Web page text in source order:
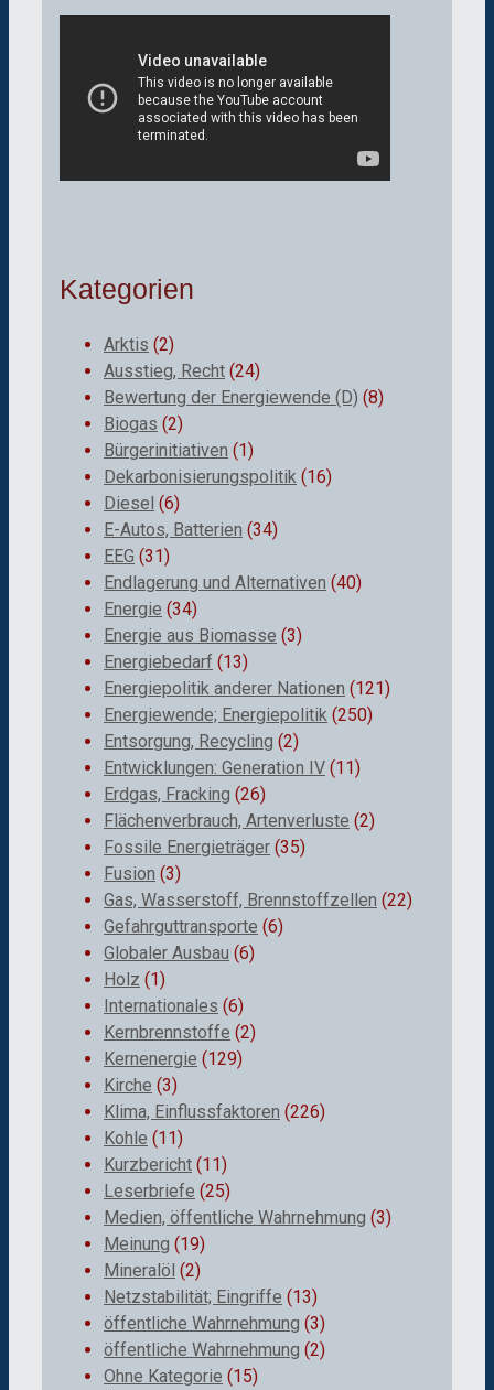
Kategorien
Arktis (2)
Ausstieg, Recht (24)
Bewertung der Energiewende (D) (8)
Biogas (2)
Bürgerinitiativen (1)
Dekarbonisierungspolitik (16)
Diesel (6)
E-Autos, Batterien (34)
EEG (31)
Endlagerung und Alternativen (40)
Energie (34)
Energie aus Biomasse (3)
Energiebedarf (13)
Energiepolitik anderer Nationen (121)
Energiewende; Energiepolitik (250)
Entsorgung, Recycling (2)
Entwicklungen: Generation IV (11)
Erdgas, Fracking (26)
Flächenverbrauch, Artenverluste (2)
Fossile Energieträger (35)
Fusion (3)
Gas, Wasserstoff, Brennstoffzellen (22)
Gefahrguttransporte (6)
Globaler Ausbau (6)
Holz (1)
Internationales (6)
Kernbrennstoffe (2)
Kernenergie (129)
Kirche (3)
Klima, Einflussfaktoren (226)
Kohle (11)
Kurzbericht (11)
Leserbriefe (25)
Medien, öffentliche Wahrnehmung (3)
Meinung (19)
Mineralöl (2)
Netzstabilität; Eingriffe (13)
öffentliche Wahrnehmung (3)
öffentliche Wahrnehmung (2)
Ohne Kategorie (15)